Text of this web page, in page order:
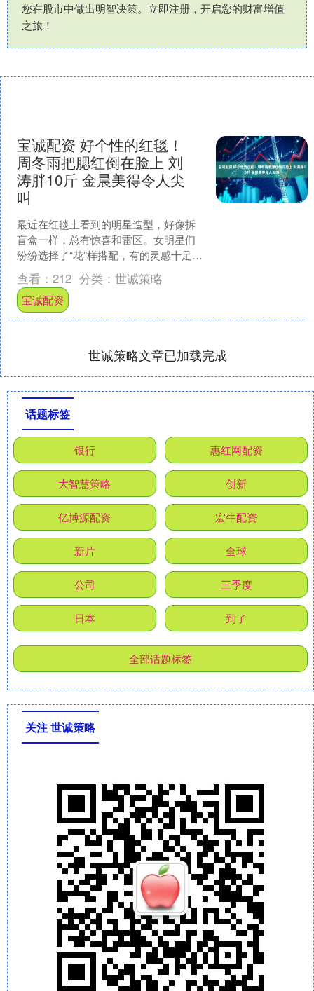
您在股市中做出明智决策。立即注册，开启您的财富增值
之旅！
宝诚配资 好个性的红毯！
周冬雨把腮红倒在脸上 刘
涛胖10斤 金晨美得令人尖
叫
最近在红毯上看到的明星造型，好像拆
盲盒一样，总有惊喜和雷区。女明星们
纷纷选择了“花”样搭配，有的灵感十足，
有的则直接走了弯路，看完后不停感慨
——时尚真的是“细节....
查看： 212 分类： 世诚策略
宝诚配资
世诚策略文章已加载完成
话题标签
银行 惠红网配资
大智慧策略 创新
亿博源配资 宏牛配资
新片 全球
公司 三季度
日本 到了
全部话题标签
关注 世诚策略